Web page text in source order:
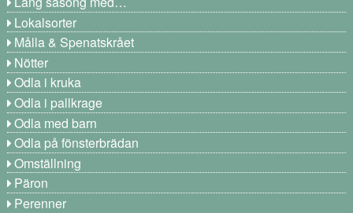
Lokalsorter
Målla & Spenatskrået
Nötter
Odla i kruka
Odla i pallkrage
Odla med barn
Odla på fönsterbrädan
Omställning
Päron
Perenner